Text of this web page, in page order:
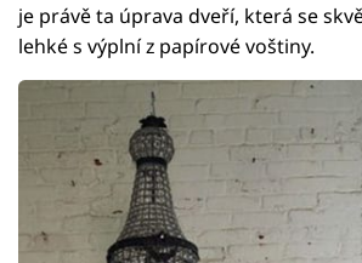
je právě ta úprava dveří, která se
lehké s výplní z papírové voštiny.